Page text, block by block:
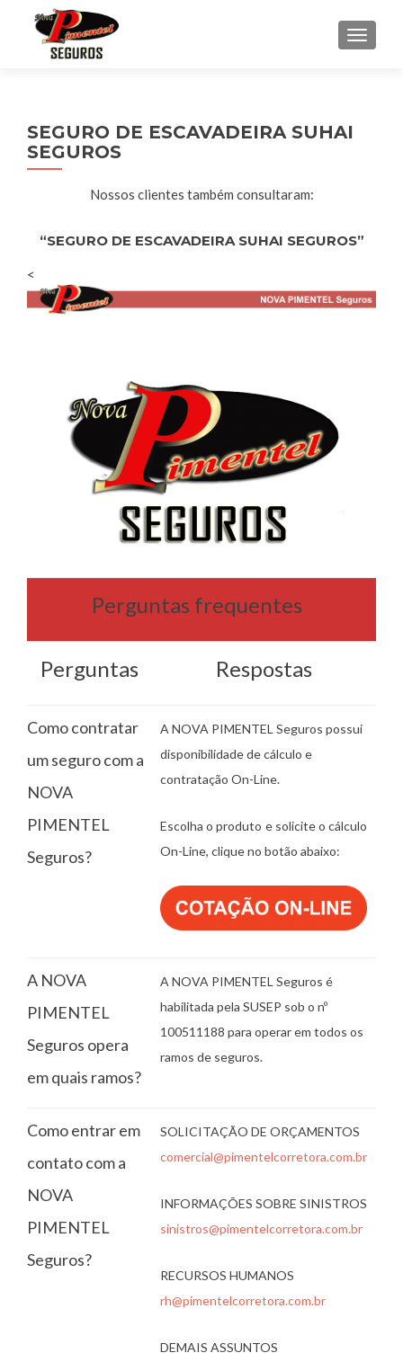
SEGURO DE ESCAVADEIRA SUHAI
SEGUROS
Nossos clientes também consultaram:
“SEGURO DE ESCAVADEIRA SUHAI SEGUROS”
<
Perguntas frequentes
Perguntas Respostas
Como contratar
um seguro com a
NOVA
PIMENTEL
Seguros?
A NOVA PIMENTEL Seguros possui
disponibilidade de cálculo e
contratação On-Line.
Escolha o produto e solicite o cálculo
On-Line, clique no botão abaixo:
A NOVA
PIMENTEL
Seguros opera
em quais ramos?
A NOVA PIMENTEL Seguros é
habilitada pela SUSEP sob o nº
100511188 para operar em todos os
ramos de seguros.
Como entrar em
contato com a
NOVA
PIMENTEL
Seguros?
SOLICITAÇÃO DE ORÇAMENTOS
comercial@pimentelcorretora.com.br
INFORMAÇÕES SOBRE SINISTROS
sinistros@pimentelcorretora.com.br
RECURSOS HUMANOS
rh@pimentelcorretora.com.br
DEMAIS ASSUNTOS